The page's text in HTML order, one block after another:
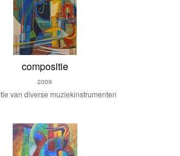
compositie
2009
van diverse muziekinstrumenten